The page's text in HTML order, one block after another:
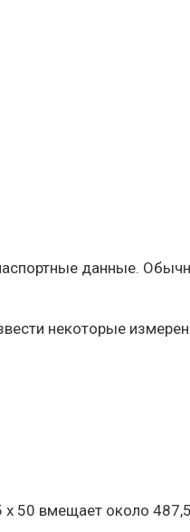
данные.
некоторые
50 вмещает около